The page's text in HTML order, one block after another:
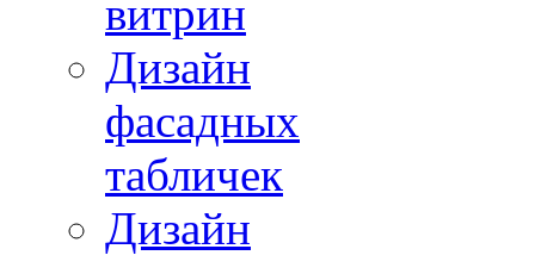
витрин
Дизайн
фасадных
табличек
Дизайн